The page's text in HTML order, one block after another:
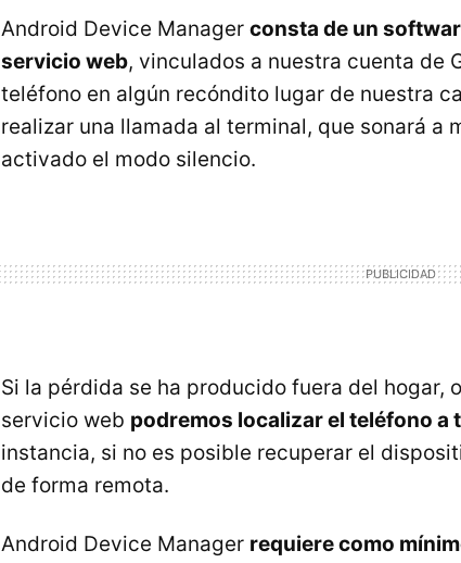
Android Device Manager consta de un
servicio web, vinculados a nuestra cuenta de
teléfono en algún recóndito lugar de nuestra
realizar una llamada al terminal, que sonará a
activado el modo silencio.
Si la pérdida se ha producido fuera del hogar,
servicio web podremos localizar el teléfono a
instancia, si no es posible recuperar el
de forma remota.
Android Device Manager requiere como